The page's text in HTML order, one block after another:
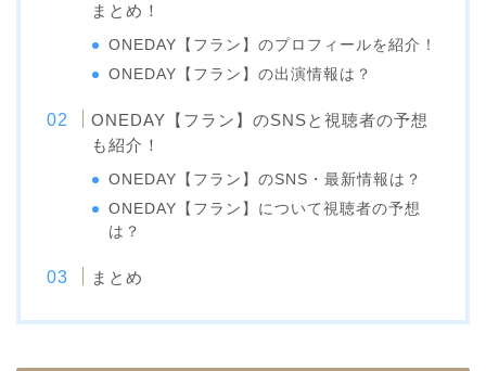
まとめ！
ONEDAY【フラン】のプロフィールを紹介！
ONEDAY【フラン】の出演情報は？
ONEDAY【フラン】のSNSと視聴者の予想
も紹介！
ONEDAY【フラン】のSNS・最新情報は？
ONEDAY【フラン】について視聴者の予想
は？
まとめ